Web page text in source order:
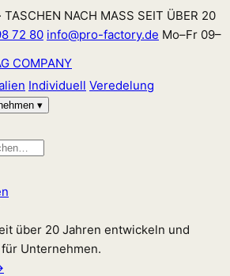
TASCHEN NACH MASS SEIT ÜBER 20
72 80 info@pro-factory.de Mo–Fr 09–
Individuell Veredelung
▾
über 20 Jahren entwickeln und
Unternehmen.